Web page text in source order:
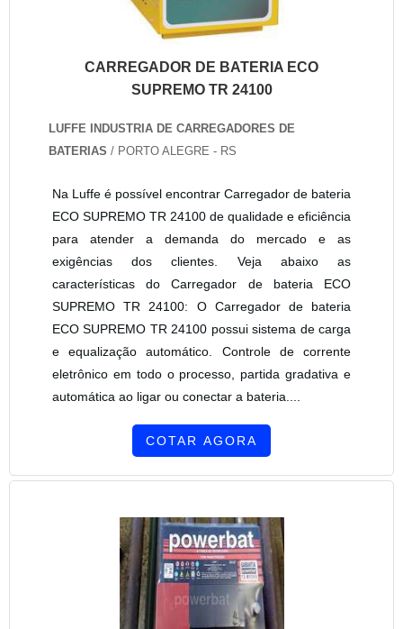
CARREGADOR DE BATERIA ECO
SUPREMO TR 24100
LUFFE INDUSTRIA DE CARREGADORES DE
BATERIAS / PORTO ALEGRE - RS
Na Luffe é possível encontrar Carregador de bateria
ECO SUPREMO TR 24100 de qualidade e eficiência
para atender a demanda do mercado e as
exigências dos clientes. Veja abaixo as
características do Carregador de bateria ECO
SUPREMO TR 24100: O Carregador de bateria
ECO SUPREMO TR 24100 possui sistema de carga
e equalização automático. Controle de corrente
eletrônico em todo o processo, partida gradativa e
automática ao ligar ou conectar a bateria....
COTAR AGORA